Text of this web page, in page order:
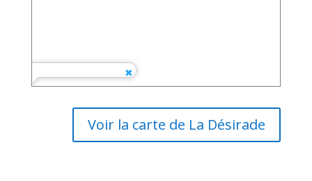
Voir la carte de La Désirade